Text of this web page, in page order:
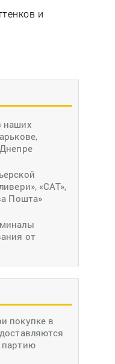
наших
«САТ»,
Пошта»
от
покупке в
и